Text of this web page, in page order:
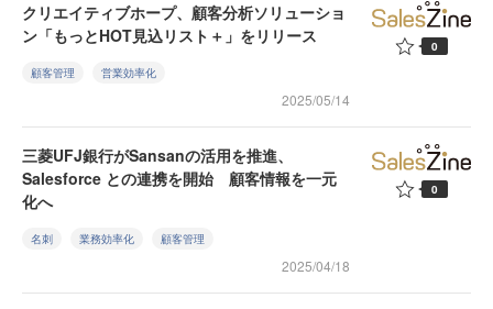
クリエイティブホープ、顧客分析ソリューショ
ン「もっとHOT見込リスト＋」をリリース
顧客管理 営業効率化
2025/05/14
0
三菱UFJ銀行がSansanの活用を推進、
Salesforce との連携を開始 顧客情報を一元
化へ
名刺 業務効率化 顧客管理
2025/04/18
0